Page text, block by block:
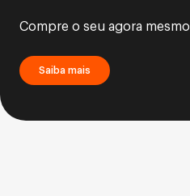
Compre o seu agora mesmo
Saiba mais